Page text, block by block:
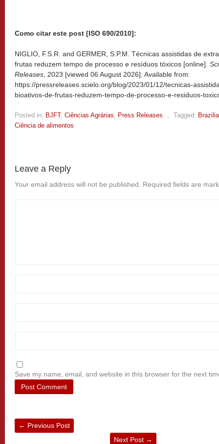
Como citar este post [ISO 690/2010]:
NIGLIO, F.S.R. and GERMER, S.P.M. Técnicas assistidas de
frutas reduzem tempo de processo e resíduos tóxicos [online].
Releases , 2023 [viewed 06 August 2026]. Available from:
https://pressreleases.scielo.org/blog/2023/01/12/tecnicas-
bioativos-de-frutas-reduzem-tempo-de-processo-e-residuos-
Posted in: BJFT, Ciências Agrárias Press Releases Tagged:
Ciência de alimentos
Leave a Reply
Your email address will not be published. Required fields are
Save my name, email, and website in this browser for the next
← Previous Post
Next Post →